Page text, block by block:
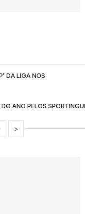
DA LIGA NOS
ANO PELOS
>